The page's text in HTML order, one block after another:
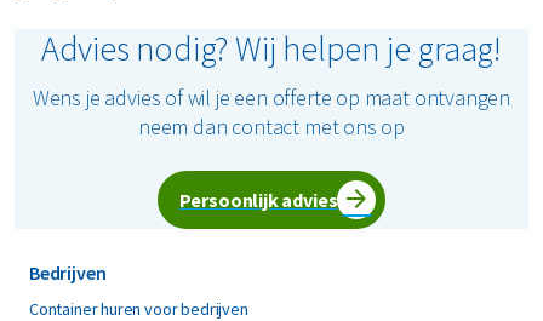
Advies nodig? Wij helpen je graag!
Wens je advies of wil je een offerte op maat ontvangen
neem dan contact met ons op
Persoonlijk advies
Bedrijven
Container huren voor bedrijven